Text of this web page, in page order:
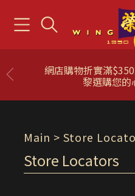
網店購物折實滿
黎選購您的
Main > Store
Store Locators